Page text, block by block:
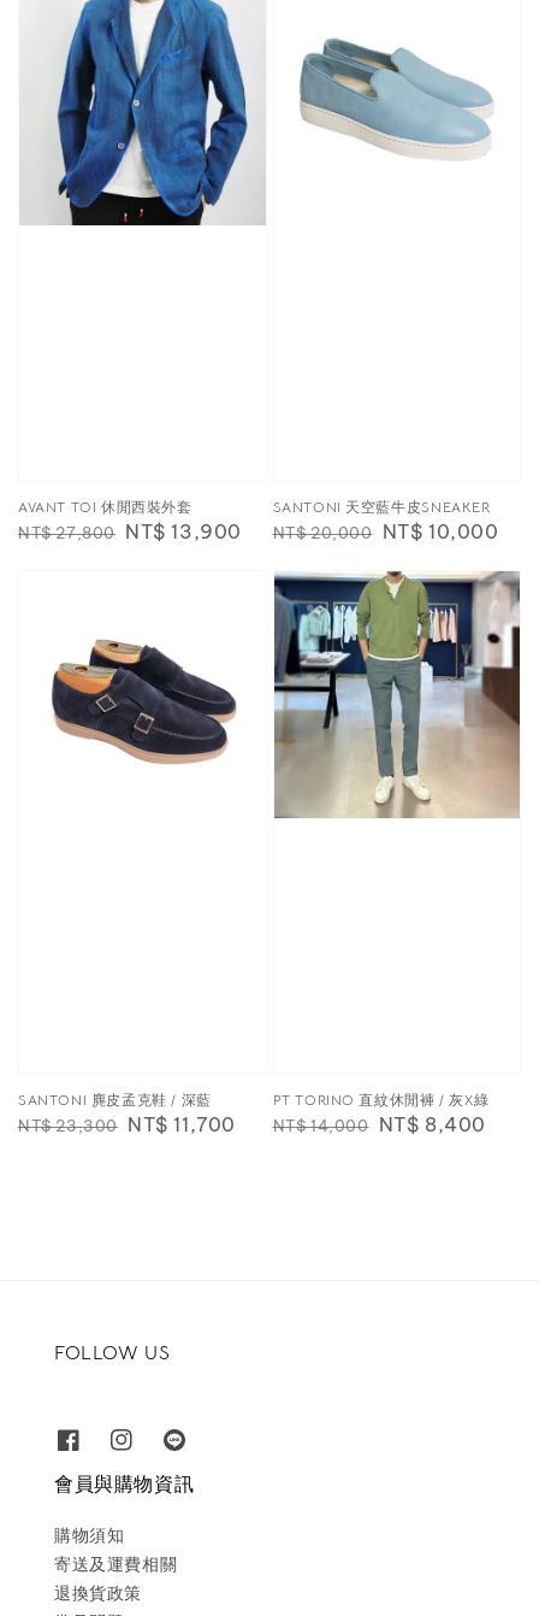
AVANT TOI 休閒西裝外套
Regular
NT$ 27,800 Sale
NT$ 13,900
SANTONI 天空藍牛皮SNEAKER
Regular
NT$ 20,000 Sale
NT$ 10,000
SANTONI 麂皮孟克鞋 / 深藍
Regular
NT$ 23,300 Sale
NT$ 11,700
PT TORINO 直紋休閒褲 / 灰X綠
Regular
NT$ 14,000 Sale
NT$ 8,400
FOLLOW US
會員與購物資訊
購物須知
寄送及運費相關
退換貨政策